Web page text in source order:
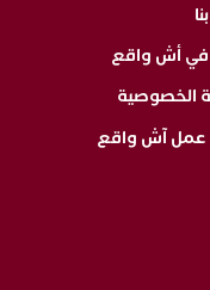
في أش واقع
الخصوصية
عمل آش واقع